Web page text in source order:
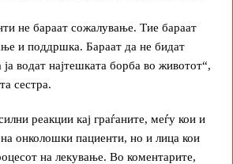
не бараат сожалување. Тие бараат
и поддршка. Бараат да не бидат
водат најтешката борба во животот“,
сестра.
реакции кај граѓаните, меѓу кои и
на онколошки пациенти, но и лица кои
на лекување. Во коментарите,